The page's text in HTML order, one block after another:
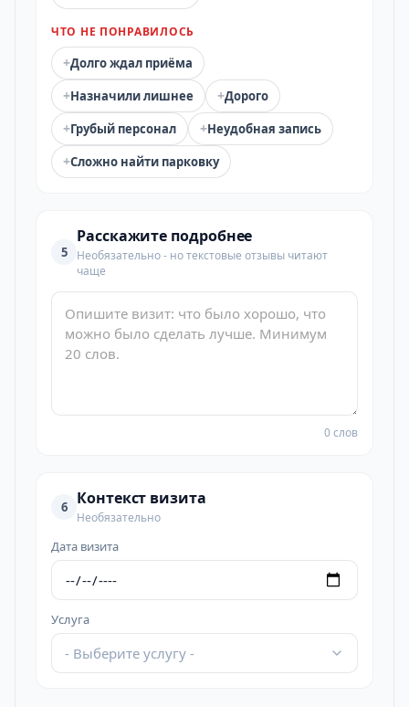
ЧТО НЕ ПОНРАВИЛОСЬ
+Долго ждал приёма
+Назначили лишнее +Дорого
+Грубый персонал +Неудобная запись
+Сложно найти парковку
5
Расскажите подробнее
Необязательно - но текстовые отзывы читают
чаще
0 слов
6 Контекст визита
Необязательно
Дата визита
Услуга
- Выберите услугу -